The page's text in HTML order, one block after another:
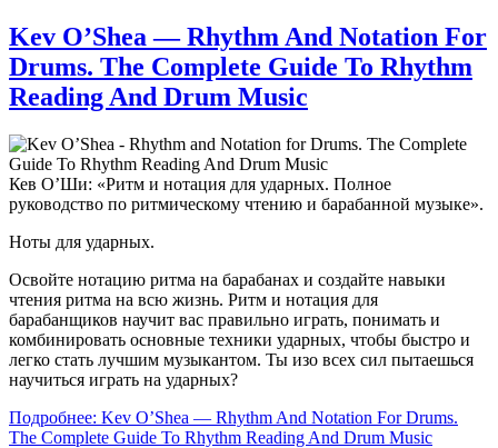
Kev O’Shea — Rhythm And Notation For
Drums. The Complete Guide To Rhythm
Reading And Drum Music
Кев О’Ши: «Ритм и нотация для ударных. Полное
руководство по ритмическому чтению и барабанной музыке».
Ноты для ударных.
Освойте нотацию ритма на барабанах и создайте навыки
чтения ритма на всю жизнь. Ритм и нотация для
барабанщиков научит вас правильно играть, понимать и
комбинировать основные техники ударных, чтобы быстро и
легко стать лучшим музыкантом. Ты изо всех сил пытаешься
научиться играть на ударных?
Подробнее: Kev O’Shea — Rhythm And Notation For Drums.
The Complete Guide To Rhythm Reading And Drum Music